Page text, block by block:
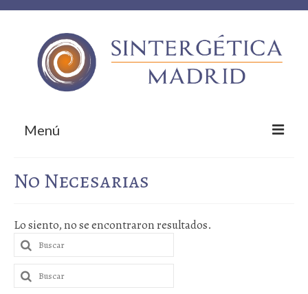
Menú
¿Qué te ofrecemos?
No Necesarias
Lo siento, no se encontraron resultados.
Buscar
por:
Buscar
por: